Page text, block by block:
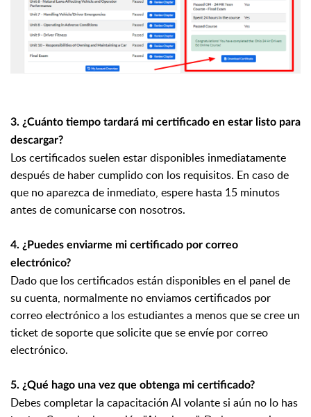
3. ¿Cuánto tiempo tardará mi certificado en estar listo para
descargar?
Los certificados suelen estar disponibles inmediatamente
después de haber cumplido con los requisitos. En caso de
que no aparezca de inmediato, espere hasta 15 minutos
antes de comunicarse con nosotros.
4. ¿Puedes enviarme mi certificado por correo
electrónico?
Dado que los certificados están disponibles en el panel de
su cuenta, normalmente no enviamos certificados por
correo electrónico a los estudiantes a menos que se cree un
ticket de soporte que solicite que se envíe por correo
electrónico.
5. ¿Qué hago una vez que obtenga mi certificado?
Debes completar la capacitación Al volante si aún no lo has